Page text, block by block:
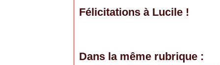
Félicitations à Lucile !
Dans la même rubrique :